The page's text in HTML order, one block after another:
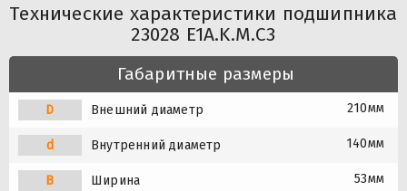
Технические характеристики подшипника
23028 E1A.K.M.C3
Габаритные размеры
D Внешний диаметр 210мм
d Внутренний диаметр 140мм
B Ширина 53мм